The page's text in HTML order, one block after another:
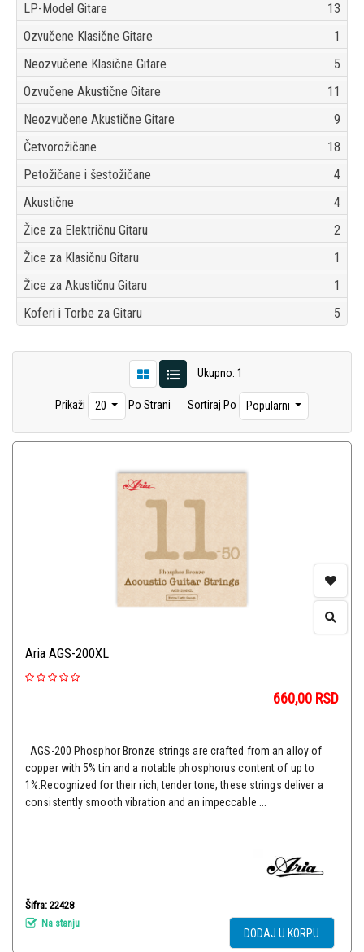
LP-Model Gitare
13
Ozvučene Klasične Gitare
1
Neozvučene Klasične Gitare
5
Ozvučene Akustične Gitare
11
Neozvučene Akustične Gitare
9
Četvorožičane
18
Petožičane i šestožičane
4
Akustične
4
Žice za Električnu Gitaru
2
Žice za Klasičnu Gitaru
1
Žice za Akustičnu Gitaru
1
Koferi i Torbe za Gitaru
5
Ukupno: 1
Prikaži 20 Po Strani Sortiraj Po Popularni
Aria AGS-200XL
660,00 RSD
AGS-200 Phosphor Bronze strings are crafted from an alloy of
copper with 5% tin and a notable phosphorus content of up to
1%.Recognized for their rich, tender tone, these strings deliver a
consistently smooth vibration and an impeccable ...
Šifra: 22428
Na stanju
DODAJ U KORPU